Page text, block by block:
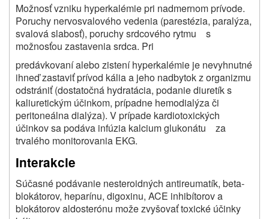
Možnosť vzniku hyperkalémie pri nadmernom prívode.
Poruchy nervosvalového vedenia (parestézia, paralýza,
svalová slabosť), poruchy srdcového rytmu s
možnosťou zastavenia srdca. Pri
predávkovaní alebo zistení hyperkalémie je nevyhnutné
ihneď zastaviť prívod kália a jeho nadbytok z organizmu
odstrániť (dostatočná hydratácia, podanie diuretík s
kaliuretickým účinkom, prípadne hemodialýza či
peritoneálna dialýza). V prípade kardiotoxických
účinkov sa podáva infúzia kalcium glukonátu za
trvalého monitorovania EKG.
Interakcie
Súčasné podávanie nesteroidných antireumatík, beta-
blokátorov, heparínu, digoxinu, ACE inhibítorov a
blokátorov aldosterónu može zvyšovať toxické účinky